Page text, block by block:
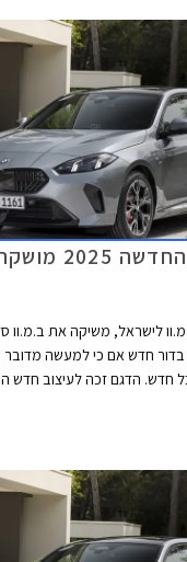
חדש אם כי למעשה
חדש. הדגם זכה לעיצוב חדש